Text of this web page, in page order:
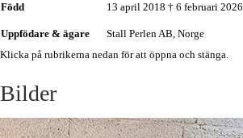
Född 13 april 2018 † 6 februari 2026
Uppfödare & ägare
Stall Perlen AB, Norge
Klicka på rubrikerna nedan för att öppna och stänga.
Bilder